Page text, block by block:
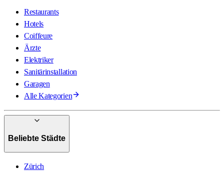
Restaurants
Hotels
Coiffeure
Ärzte
Elektriker
Sanitärinstallation
Garagen
Alle Kategorien
Beliebte Städte
Zürich